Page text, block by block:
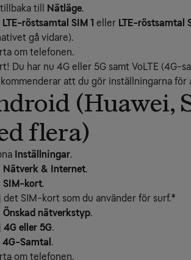
till Nätläge.
LTE-röstsamtal SIM 1 eller LTE-röstsamtal
gå vidare).
om telefonen.
Du har nu 4G eller 5G samt VoLTE (4G-
att du gör inställningarna för
(Huawei,
flera)
Inställningar.
Nätverk & Internet.
SIM-kort.
det SIM-kort som du använder för surf.*
Önskad nätverkstyp.
4G eller 5G.
4G-Samtal .
om telefonen.